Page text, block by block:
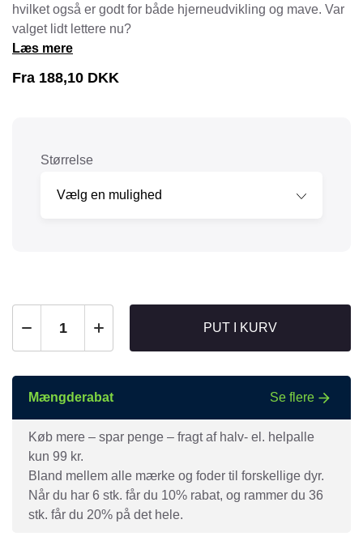
hvilket også er godt for både hjerneudvikling og mave. Var
valget lidt lettere nu?
Læs mere
Fra 188,10 DKK
Størrelse
PUT I KURV
Mængderabat Se flere
Køb mere – spar penge – fragt af halv- el. helpalle
kun 99 kr.
Bland mellem alle mærke og foder til forskellige dyr.
Når du har 6 stk. får du 10% rabat, og rammer du 36
stk. får du 20% på det hele.